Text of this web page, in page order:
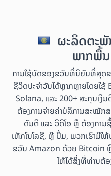
ຜະລິດຕະ
ພາກພື້
ການໃຊ້ບັດຂອງຂວັນທີ່ນິຍົມທີ່ສຸດຂ
ຊີວິດປະຈຳວັນໄດ້ຫຼາກຫຼາຍໂດຍ
Solana, ແລະ 200+ ສະກຸນເ
ຕ້ອງການຈ່າຍຄ່າບໍລິການສະໝັກ
ດົນຕີ ແລະ ວິດີໂອ ຫຼື ຕ້ອງການ
ເທັກໂນໂລຊີ, ຫຼື ປຶ້ມ, ພວກເຮົາມີໃ
ຂວັນ Amazon ດ້ວຍ Bitcoin
ໃຫ້ໄດ້ສິ່ງທີ່ທ່ານຕ້